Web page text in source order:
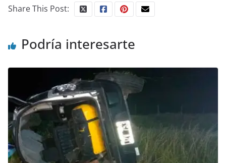
Share This Post:
Podría interesarte